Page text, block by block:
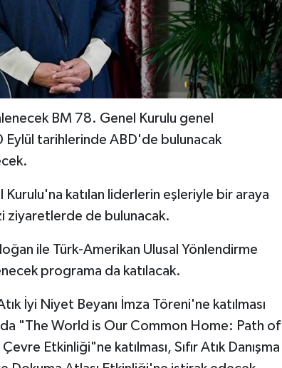
BM 78. Genel Kurulu genel
Eylül tarihlerinde ABD'de bulunacak
katılan liderlerin eşleriyle bir araya
ziyaretlerde de bulunacak.
ile Türk-Amerikan Ulusal Yönlendirme
programa da katılacak.
İyi Niyet Beyanı İmza Töreni'ne katılması
"The World is Our Common Home: Path of
Etkinliği"ne katılması, Sıfır Atık Danışma